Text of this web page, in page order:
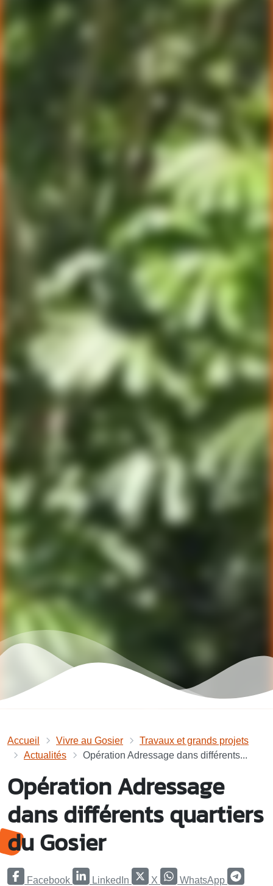
Accueil Vivre au Gosier
Travaux et grands projets
Actualités
Opération Adressage dans différents...
Opération Adressage
dans différents quartiers
du Gosier
Facebook LinkedIn X WhatsApp